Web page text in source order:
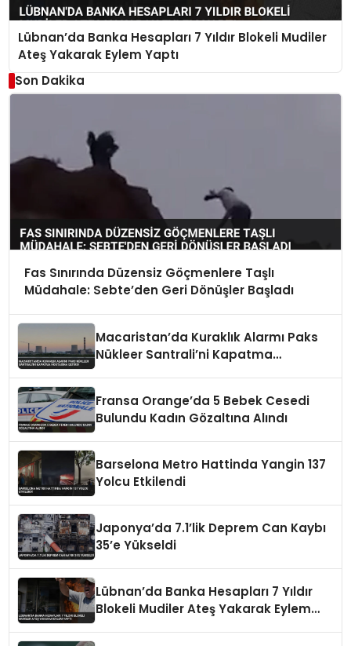
Lübnan’da Banka Hesapları 7 Yıldır Blokeli Mudiler
Ateş Yakarak Eylem Yaptı
Son Dakika
Fas Sınırında Düzensiz Göçmenlere Taşlı
Müdahale: Sebte’den Geri Dönüşler Başladı
Macaristan’da Kuraklık Alarmı Paks
Nükleer Santrali’ni Kapatma
Fransa Orange’da 5 Bebek Cesedi
Bulundu Kadın Gözaltına Alındı
Barselona Metro Hattinda Yangin 137
Yolcu Etkilendi
Japonya’da 7.1’lik Deprem Can Kaybı
35’e Yükseldi
Lübnan’da Banka Hesapları 7 Yıldır
Blokeli Mudiler Ateş Yakarak Eylem